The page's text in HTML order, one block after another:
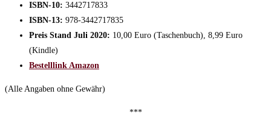
ISBN-10: 3442717833
ISBN-13: 978-3442717835
Preis Stand Juli 2020: 10,00 Euro (Taschenbuch), 8,99 Euro
(Kindle)
Bestelllink Amazon
(Alle Angaben ohne Gewähr)
***